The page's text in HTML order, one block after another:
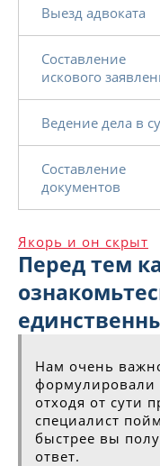
Выезд адвоката
Составление
искового
Ведение дела в
Составление
документов
Якорь и он скрыт
Перед тем
Нам очень
формулировали
отходя от сути
специалист
быстрее вы
ответ.